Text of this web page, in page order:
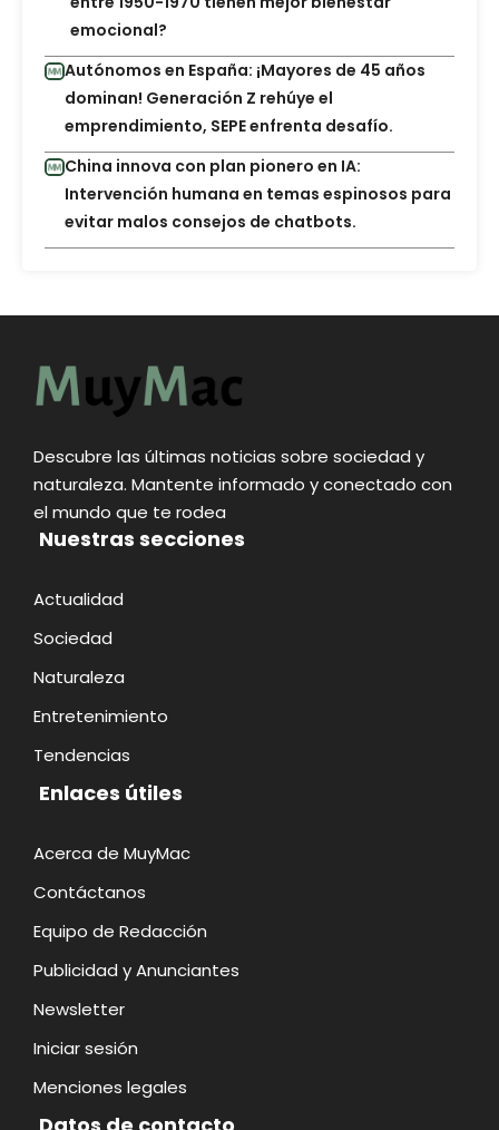
emocional?
Autónomos en España: ¡Mayores de 45 años
dominan! Generación Z rehúye el
emprendimiento, SEPE enfrenta desafío.
China innova con plan pionero en IA:
Intervención humana en temas espinosos para
evitar malos consejos de chatbots.
Descubre las últimas noticias sobre sociedad y
naturaleza. Mantente informado y conectado con
el mundo que te rodea
Nuestras secciones
Actualidad
Sociedad
Naturaleza
Entretenimiento
Tendencias
Enlaces útiles
Acerca de MuyMac
Contáctanos
Equipo de Redacción
Publicidad y Anunciantes
Newsletter
Iniciar sesión
Menciones legales